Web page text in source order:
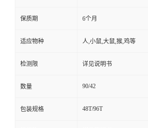
保质期 6个月
适应物种 人,小鼠,大鼠,猴,鸡等
检测限 详见说明书
数量 90/42
包装规格 48T/96T